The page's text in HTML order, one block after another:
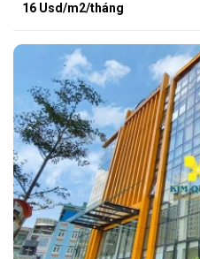
16 Usd/m2/tháng